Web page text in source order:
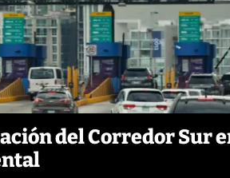
del Corredor Sur